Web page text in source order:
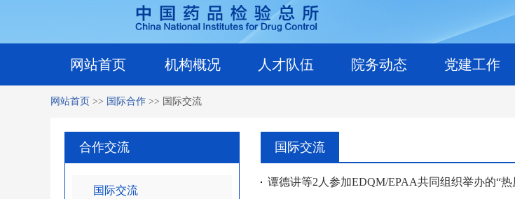
网站首页 机构概况 人才队伍 院务动态 党建工作
网站首页 >> 国际合作 >> 国际交流
合作交流
国际交流
国际交流
谭德讲等2人参加EDQM/EPAA共同组织举办的“